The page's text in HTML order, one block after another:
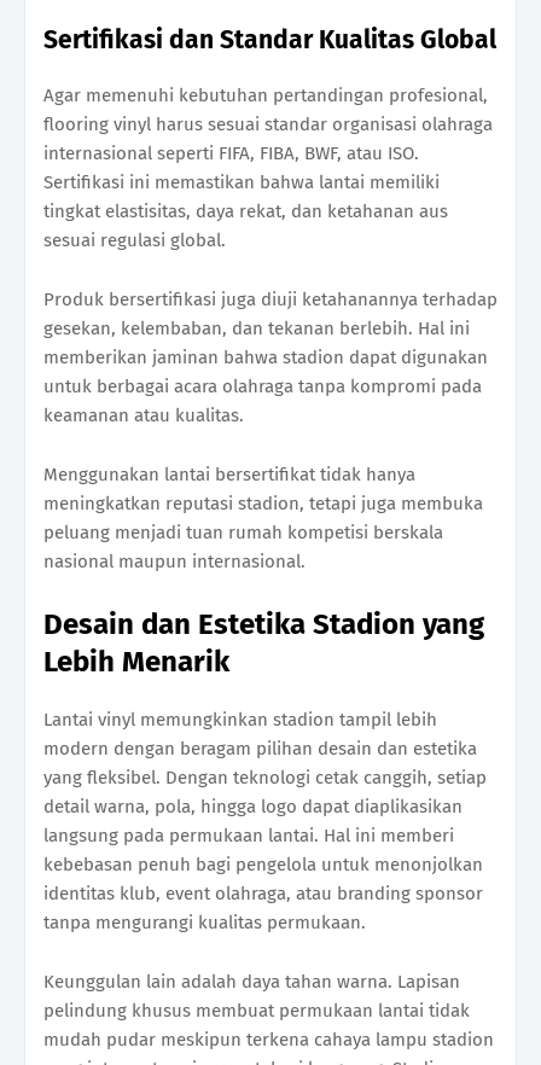
Sertifikasi dan Standar Kualitas Global
Agar memenuhi kebutuhan pertandingan profesional,
flooring vinyl harus sesuai standar organisasi olahraga
internasional seperti FIFA, FIBA, BWF, atau ISO.
Sertifikasi ini memastikan bahwa lantai memiliki
tingkat elastisitas, daya rekat, dan ketahanan aus
sesuai regulasi global.
Produk bersertifikasi juga diuji ketahanannya terhadap
gesekan, kelembaban, dan tekanan berlebih. Hal ini
memberikan jaminan bahwa stadion dapat digunakan
untuk berbagai acara olahraga tanpa kompromi pada
keamanan atau kualitas.
Menggunakan lantai bersertifikat tidak hanya
meningkatkan reputasi stadion, tetapi juga membuka
peluang menjadi tuan rumah kompetisi berskala
nasional maupun internasional.
Desain dan Estetika Stadion yang
Lebih Menarik
Lantai vinyl memungkinkan stadion tampil lebih
modern dengan beragam pilihan desain dan estetika
yang fleksibel. Dengan teknologi cetak canggih, setiap
detail warna, pola, hingga logo dapat diaplikasikan
langsung pada permukaan lantai. Hal ini memberi
kebebasan penuh bagi pengelola untuk menonjolkan
identitas klub, event olahraga, atau branding sponsor
tanpa mengurangi kualitas permukaan.
Keunggulan lain adalah daya tahan warna. Lapisan
pelindung khusus membuat permukaan lantai tidak
mudah pudar meskipun terkena cahaya lampu stadion